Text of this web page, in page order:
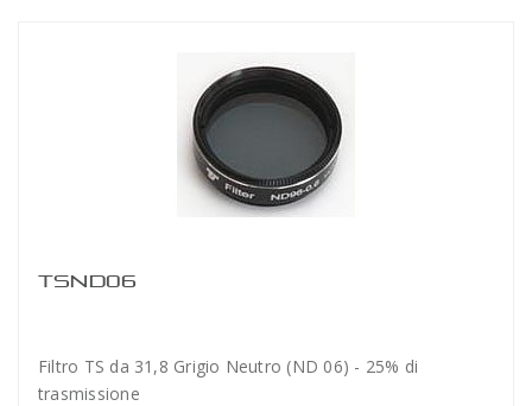
TSND06
Filtro TS da 31,8 Grigio Neutro (ND 06) - 25% di
trasmissione